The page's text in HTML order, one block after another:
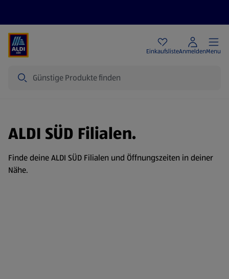
EinkaufslisteAnmeldenMenu
ALDI SÜD Filialen.
Finde deine ALDI SÜD Filialen und Öffnungszeiten in deiner
Nähe.